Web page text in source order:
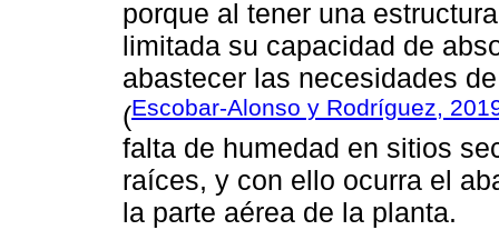
porque al tener una
limitada su capacidad de
abastecer las necesidades
(Escobar-Alonso y Rodríguez,
falta de humedad en sitios
raíces, y con ello ocurra el
la parte aérea de la planta.